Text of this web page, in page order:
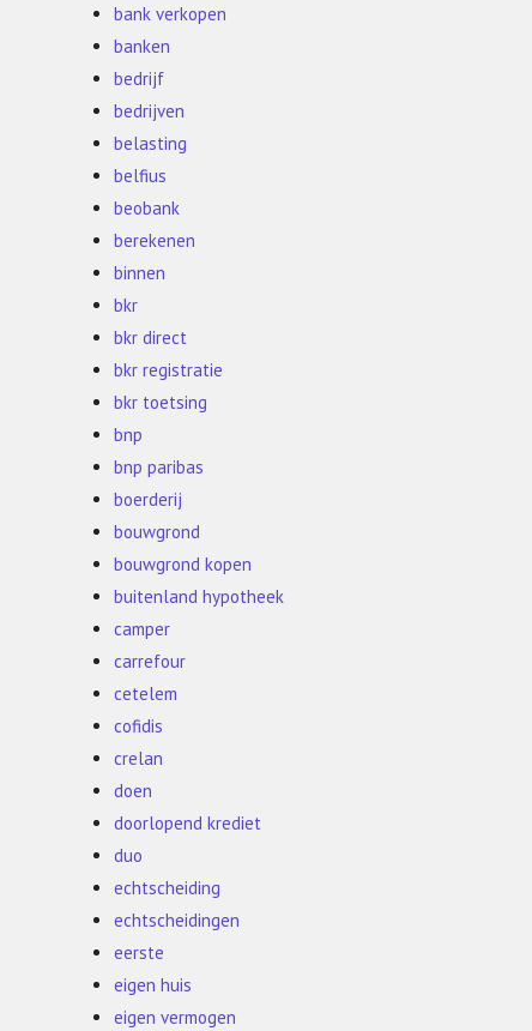
bank verkopen
banken
bedrijf
bedrijven
belasting
belfius
beobank
berekenen
binnen
bkr
bkr direct
bkr registratie
bkr toetsing
bnp
bnp paribas
boerderij
bouwgrond
bouwgrond kopen
buitenland hypotheek
camper
carrefour
cetelem
cofidis
crelan
doen
doorlopend krediet
duo
echtscheiding
echtscheidingen
eerste
eigen huis
eigen vermogen